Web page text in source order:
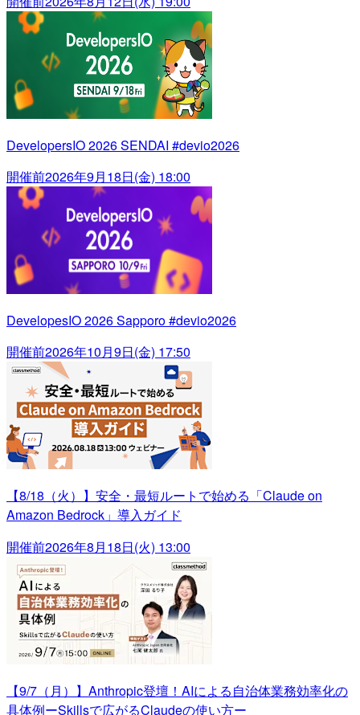
DevelopersIO 2026 SENDAI #devio2026
開催前2026年9月18日(金) 18:00
DevelopesIO 2026 Sapporo #devio2026
開催前2026年10月9日(金) 17:50
【8/18（火）】安全・最短ルートで始める「Claude on
Amazon Bedrock」導入ガイド
開催前2026年8月18日(火) 13:00
【9/7（月）】Anthropic登壇！AIによる自治体業務効率化の
具体例ーSkillsで広がるClaudeの使い方ー